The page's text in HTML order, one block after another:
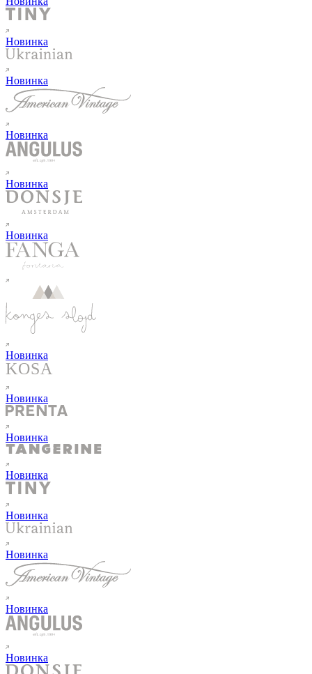
Новинка
Новинка
Новинка
Новинка
Новинка
Новинка
Новинка
Новинка
Новинка
Новинка
Новинка
Новинка
Новинка